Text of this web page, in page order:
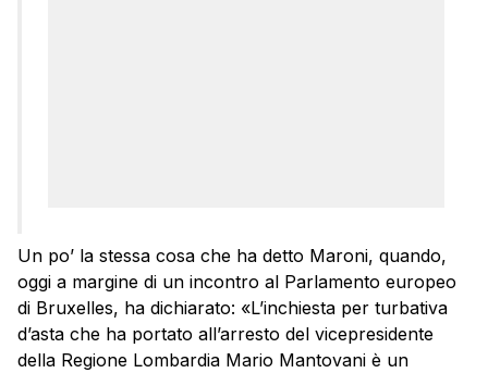
Un po’ la stessa cosa che ha detto Maroni, quando,
oggi a margine di un incontro al Parlamento europeo
di Bruxelles, ha dichiarato: «L’inchiesta per turbativa
d’asta che ha portato all’arresto del vicepresidente
della Regione Lombardia Mario Mantovani è un